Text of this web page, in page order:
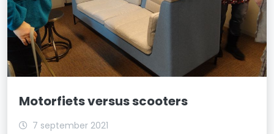
Motorfiets versus scooters
7 september 2021